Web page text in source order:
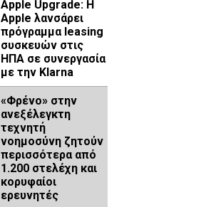
Apple Upgrade: Η
Apple λανσάρει
πρόγραμμα leasing
συσκευών στις
ΗΠΑ σε συνεργασία
με την Klarna
«Φρένο» στην
ανεξέλεγκτη
τεχνητή
νοημοσύνη ζητούν
περισσότερα από
1.200 στελέχη και
κορυφαίοι
ερευνητές